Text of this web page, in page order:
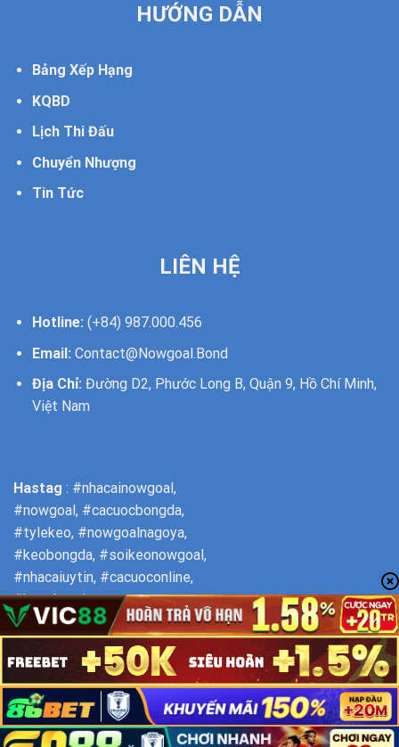
HƯỚNG DẪN
Bảng Xếp Hạng
KQBD
Lịch Thi Đấu
Chuyển Nhượng
Tin Tức
LIÊN HỆ
Hotline: (+84) 987.000.456
Email: Contact@Nowgoal.Bond
Địa Chỉ: Đường D2, Phước Long B, Quận 9, Hồ Chí Minh,
Việt Nam
Hastag : #nhacainowgoal,
#nowgoal, #cacuocbongda,
#tylekeo, #nowgoalnagoya,
#keobongda, #soikeonowgoal,
#nhacaiuytin, #cacuoconline,
#keonhacai
NOWGOAL - NOWGOAL12 - NOWGOAL9 - NOWGOAL7 -
NOWGOAL5